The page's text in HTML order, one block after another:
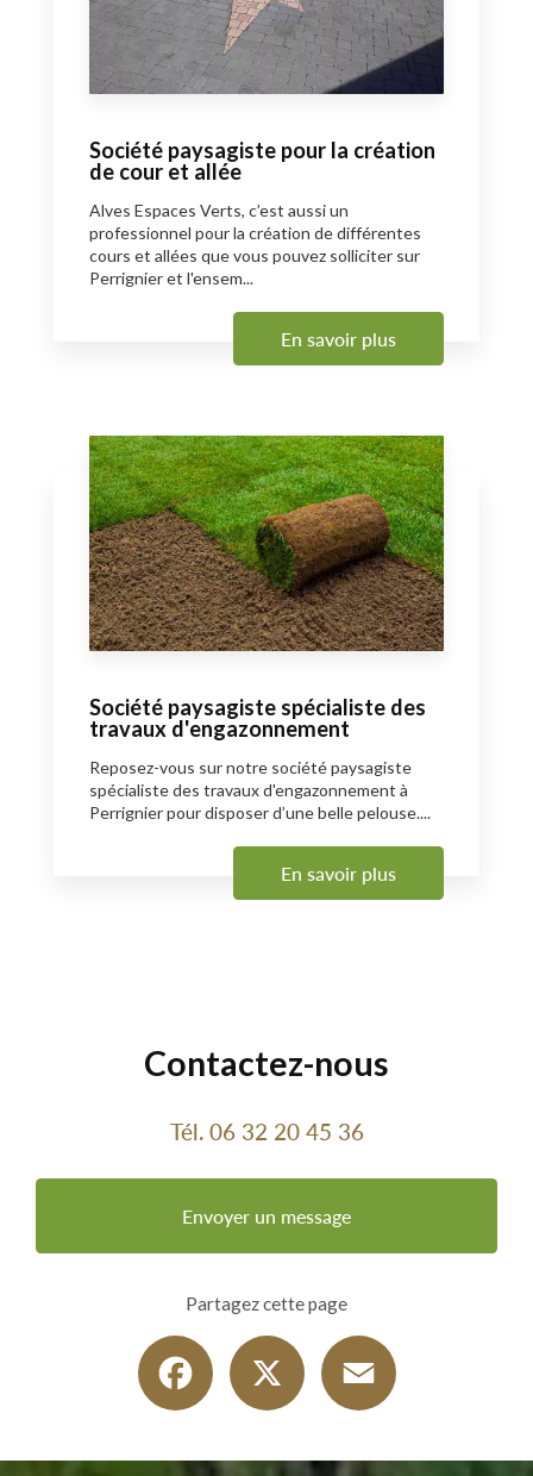
Société paysagiste pour la création
de cour et allée
Alves Espaces Verts, c’est aussi un
professionnel pour la création de différentes
cours et allées que vous pouvez solliciter sur
Perrignier et l'ensem...
En savoir plus
Société paysagiste spécialiste des
travaux d'engazonnement
Reposez-vous sur notre société paysagiste
spécialiste des travaux d'engazonnement à
Perrignier pour disposer d’une belle pelouse....
En savoir plus
Contactez-nous
Tél. 06 32 20 45 36
Envoyer un message
Partagez cette page
Facebook